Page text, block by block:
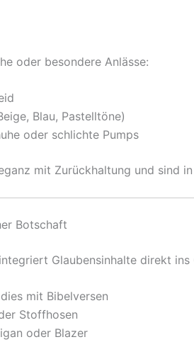
oder besondere Anlässe:
Blau, Pastelltöne)
oder schlichte Pumps
mit Zurückhaltung und sind
Botschaft
Glaubensinhalte direkt ins
mit Bibelversen
Stoffhosen
oder Blazer